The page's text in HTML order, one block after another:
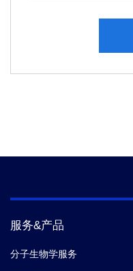
服务&产品
分子生物学服务